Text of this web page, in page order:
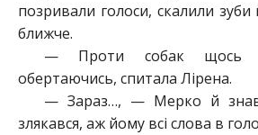
позривали голоси, скалили зуби
ближче.
— Проти собак
обертаючись, спитала Лірена.
— Зараз…, — Мерко й
злякався, аж йому всі слова в